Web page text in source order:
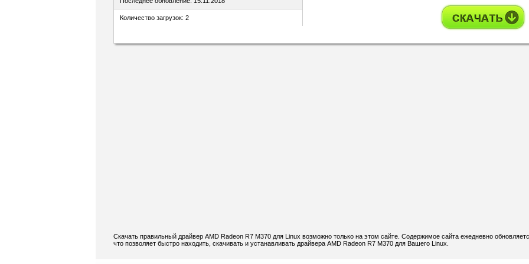
Количество загрузок: 2
Скачать правильный драйвер AMD Radeon R7 M370 для Linux возможно только на этом сайте. Содержимое сайта ежедневно
что позволяет быстро находить, скачивать и устанавливать драйвера AMD Radeon R7 M370 для Вашего Linux.